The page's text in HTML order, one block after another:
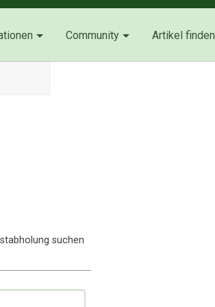
Community Artikel finden
suchen